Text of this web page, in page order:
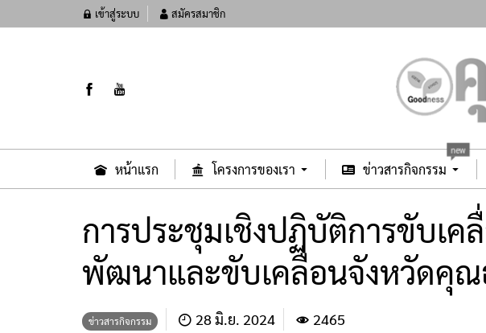
เข้าสู่ระบบ สมัครสมาชิก
หน้าแรก โครงการของเรา ข่าวสารกิจกรรม
new
การประชุมเชิงปฏิบัติการขับเ
พัฒนาและขับเคลื่อนจังหวัดคุณ
ข่าวสารกิจกรรม 28 มิ.ย. 2024 2465